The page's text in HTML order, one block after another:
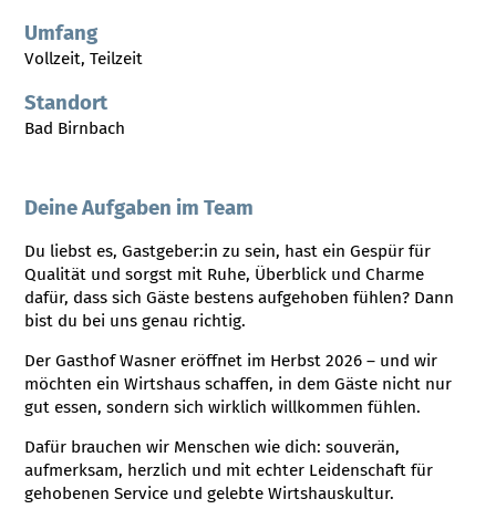
Umfang
Vollzeit, Teilzeit
Standort
Bad Birnbach
Deine Aufgaben im Team
Du liebst es, Gastgeber:in zu sein, hast ein Gespür für
Qualität und sorgst mit Ruhe, Überblick und Charme
dafür, dass sich Gäste bestens aufgehoben fühlen? Dann
bist du bei uns genau richtig.
Der Gasthof Wasner eröffnet im Herbst 2026 – und wir
möchten ein Wirtshaus schaffen, in dem Gäste nicht nur
gut essen, sondern sich wirklich willkommen fühlen.
Dafür brauchen wir Menschen wie dich: souverän,
aufmerksam, herzlich und mit echter Leidenschaft für
gehobenen Service und gelebte Wirtshauskultur.